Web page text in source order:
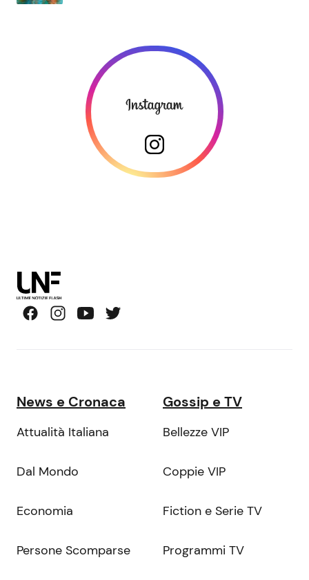
News e Cronaca
Attualità Italiana
Dal Mondo
Economia
Persone Scomparse
Gossip e TV
Bellezze VIP
Coppie VIP
Fiction e Serie TV
Programmi TV